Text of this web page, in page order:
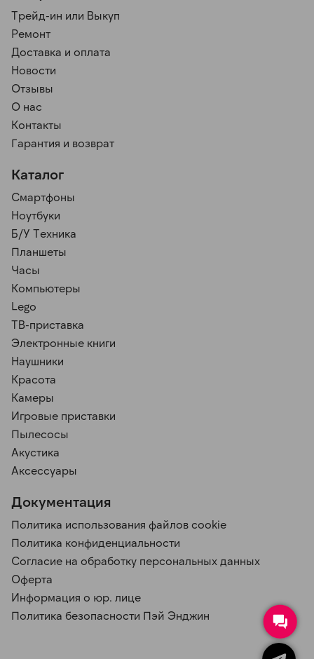
Трейд-ин или Выкуп
Ремонт
Доставка и оплата
Новости
Отзывы
О нас
Контакты
Гарантия и возврат
Каталог
Смартфоны
Ноутбуки
Б/У Техника
Планшеты
Часы
Компьютеры
Lego
ТВ-приставка
Электронные книги
Наушники
Красота
Камеры
Игровые приставки
Пылесосы
Акустика
Аксессуары
Документация
Политика использования файлов cookie
Политика конфиденциальности
Согласие на обработку персональных данных
Оферта
Информация о юр. лице
Политика безопасности Пэй Энджин